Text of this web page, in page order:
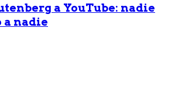
a YouTube: nadie
a nadie